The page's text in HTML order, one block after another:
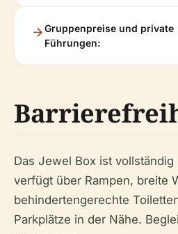
Gruppenpreise und private
Führungen:
Das Jewel Box ist
verfügt über Rampen, breite
behindertengerechte
Parkplätze in der Nähe.